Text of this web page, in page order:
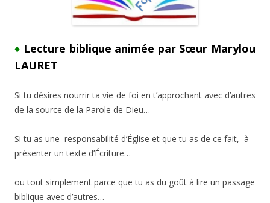
♦ Lecture biblique animée par Sœur Marylou
LAURET
Si tu désires nourrir ta vie de foi en t’approchant avec d’autres
de la source de la Parole de Dieu…
Si tu as une responsabilité d’Église et que tu as de ce fait, à
présenter un texte d’Écriture…
ou tout simplement parce que tu as du goût à lire un passage
biblique avec d’autres…